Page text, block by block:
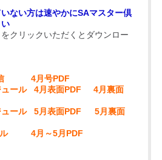
ない方は速やかにSAマスター倶
クリックいただくとダウンロー
通信 4月号PDF
ュール 4月表面PDF
4月裏面
ュール 5月表面PDF
5月裏面
ール 4月～5月PDF